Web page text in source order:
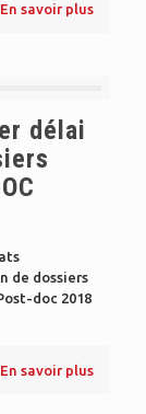
En savoir plus
délai
de dossiers
doc 2018
En savoir plus